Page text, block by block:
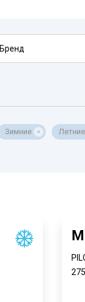
Зимние Летние